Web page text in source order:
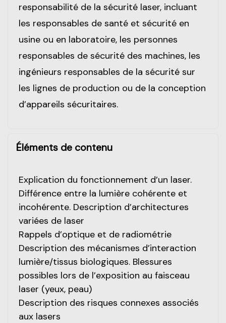
responsabilité de la sécurité laser, incluant
les responsables de santé et sécurité en
usine ou en laboratoire, les personnes
responsables de sécurité des machines, les
ingénieurs responsables de la sécurité sur
les lignes de production ou de la conception
d’appareils sécuritaires.
Éléments de contenu
Explication du fonctionnement d’un laser.
Différence entre la lumière cohérente et
incohérente. Description d’architectures
variées de laser
Rappels d’optique et de radiométrie
Description des mécanismes d’interaction
lumière/tissus biologiques. Blessures
possibles lors de l’exposition au faisceau
laser (yeux, peau)
Description des risques connexes associés
aux lasers